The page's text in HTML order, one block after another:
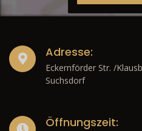
Adresse:
Eckernförder Str. /
Suchsdorf
Öffnungszeit: